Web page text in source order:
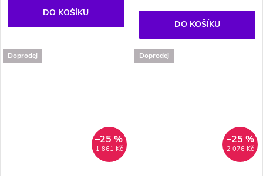
DO KOŠÍKU
DO KOŠÍKU
Doprodej
1 861 Kč
–25 %
Doprodej
2 076 Kč
–25 %